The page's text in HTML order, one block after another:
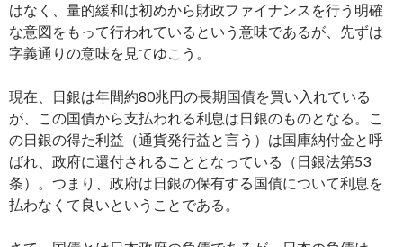
はなく、量的緩和は初めから財政ファイナンスを行う明確
な意図をもって行われているという意味であるが、先ずは
字義通りの意味を見てゆこう。
現在、日銀は年間約80兆円の長期国債を買い入れている
が、この国債から支払われる利息は日銀のものとなる。こ
の日銀の得た利益（通貨発行益と言う）は国庫納付金と呼
ばれ、政府に還付されることとなっている（日銀法第53
条）。つまり、政府は日銀の保有する国債について利息を
払わなくて良いということである。